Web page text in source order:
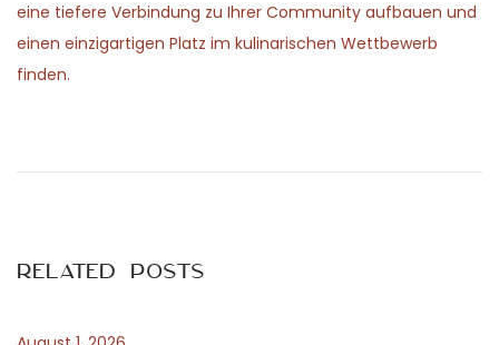
eine tiefere Verbindung zu Ihrer Community aufbauen und
einen einzigartigen Platz im kulinarischen Wettbewerb
finden.
s
a
Related Posts